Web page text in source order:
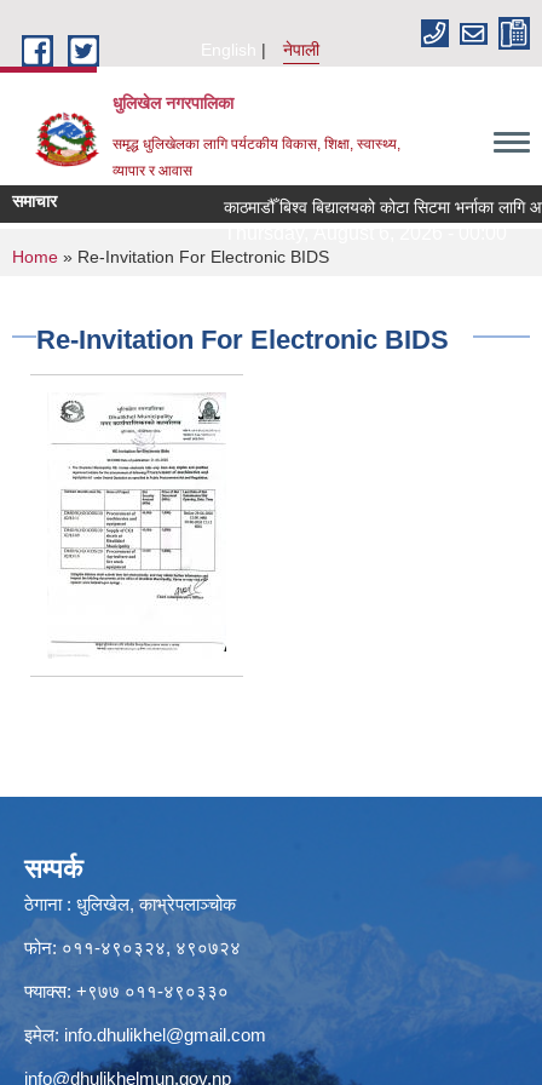
English
नेपाली
धुलिखेल नगरपालिका
समृद्ध धुलिखेलका लागि पर्यटकीय विकास, शिक्षा, स्वास्थ्य,
व्यापार र आवास
समाचार काठमाडौँ बिश्व बिद्यालयको कोटा सिटमा भर्नाका
You are here
Home » Re-Invitation For Electronic BIDS
Re-Invitation For Electronic BIDS
सम्पर्क
ठेगाना : धुलिखेल, काभ्रेपलाञ्चोक
फोन: ०११-४९०३२४, ४९०७२४
फ्याक्स: +९७७ ०११-४९०३३०
इमेल: info.dhulikhel@gmail.com
info@dhulikhelmun.gov.np